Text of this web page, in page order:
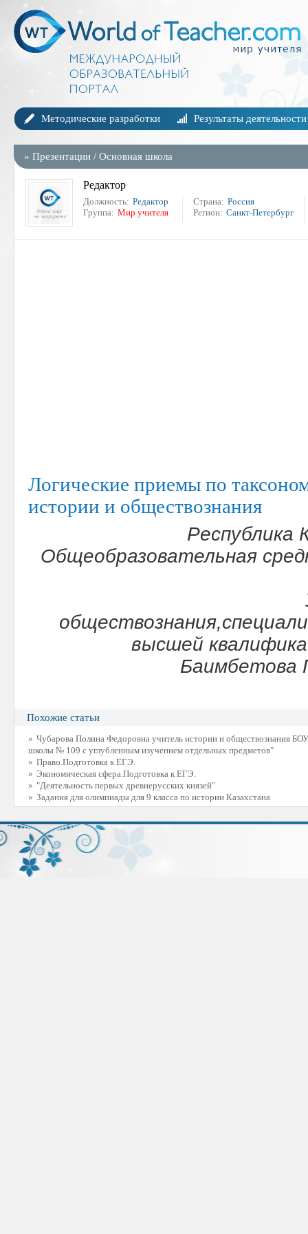
Методические разработки Результаты деятельности
» Презентации / Основная школа
Редактор
Должность: Редактор
Группа: Мир учителя
Страна: Россия
Регион: Санкт-Петербург
Логические приемы по
истории и обществознания
Республика
Общеобразовательная
высшей
Баимбетова
Похожие статьи
» Чубарова Полина Федоровна учитель истории и обществознания
школы № 109 с углубленным изучением отдельных предметов"
» Право.Подготовка к ЕГЭ.
» Экономическая сфера.Подготовка к ЕГЭ.
» "Деятельность первых древнерусских князей"
» Задания для олимпиады для 9 класса по истории Казахстана